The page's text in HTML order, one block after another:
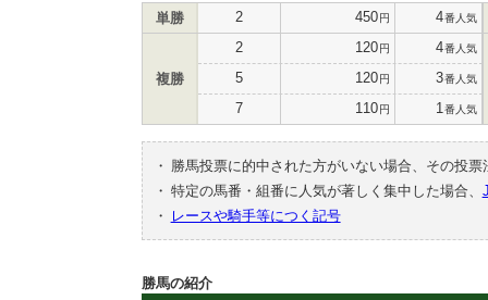
単勝 2 450円 4番人気
複勝
2 120円 4番人気
5 120円 3番人気
7 110円 1 番人気
・
勝馬投票に的中された方がいない場合、その投
・ 特定の馬番・組番に人気が著しく集中した場合、
・
レースや騎手等につく記号
勝馬の紹介